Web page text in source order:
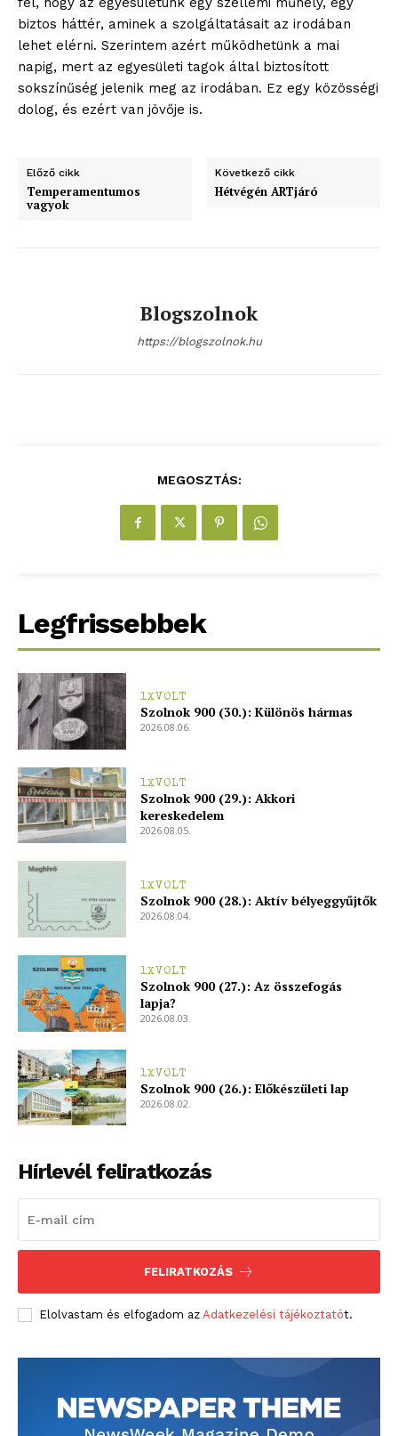
ELŐFIZETÉS
bSZ fiók
Előfizetés
Adatkezelési tájékoztató
Hirdetés
biztos háttér, aminek a szolgáltatásait az irodában
lehet elérni. Szerintem azért működhetünk a mai
napig, mert az egyesületi tagok által biztosított
sokszínűség jelenik meg az irodában. Ez egy közösségi
dolog, és ezért van jövője is.
Előző cikk
Temperamentumos
vagyok
Következő cikk
Hétvégén ARTjáró
Blogszolnok
https://blogszolnok.hu
MEGOSZTÁS:
Legfrissebbek
1XVOLT
Szolnok 900 (30.): Különös hármas
2026.08.06.
1XVOLT
Szolnok 900 (29.): Akkori
kereskedelem
2026.08.05.
1XVOLT
Szolnok 900 (28.): Aktív bélyeggyűjtők
2026.08.04.
1XVOLT
Szolnok 900 (27.): Az összefogás
lapja?
2026.08.03.
1XVOLT
Szolnok 900 (26.): Előkészületi lap
2026.08.02.
Hírlevél feliratkozás
FELIRATKOZÁS
Elolvastam és elfogadom az Adatkezelési tájékoztatót.